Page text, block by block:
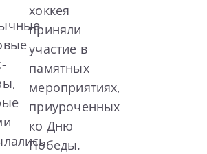
хоккея
приняли
участие в
памятных
мероприятиях,
приуроченных
ко Дню
Победы.